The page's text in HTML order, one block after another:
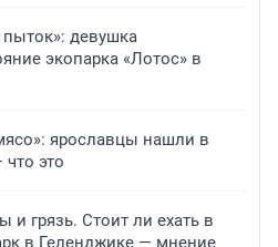
девушка
экопарка «Лотос» в
ярославцы нашли в
это
и грязь. Стоит ли ехать в
в Геленджике — мнение